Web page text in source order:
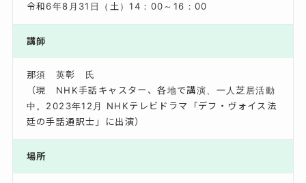
令和6年8月31日（土）14：00～16：00
講師
那須 英彰 氏
（現 NHK手話キャスター、各地で講演、一人芝居活動
中。2023年12月 NHKテレビドラマ「デフ・ヴォイス法
廷の手話通訳士」に出演）
場所